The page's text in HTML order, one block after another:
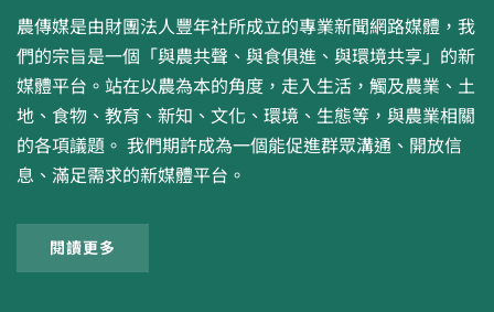
農傳媒是由財團法人豐年社所成立的專業新聞網路媒體，我
們的宗旨是一個「與農共聲、與食俱進、與環境共享」的新
媒體平台。站在以農為本的角度，走入生活，觸及農業、土
地、食物、教育、新知、文化、環境、生態等，與農業相關
的各項議題。 我們期許成為一個能促進群眾溝通、開放信
息、滿足需求的新媒體平台。
閱讀更多